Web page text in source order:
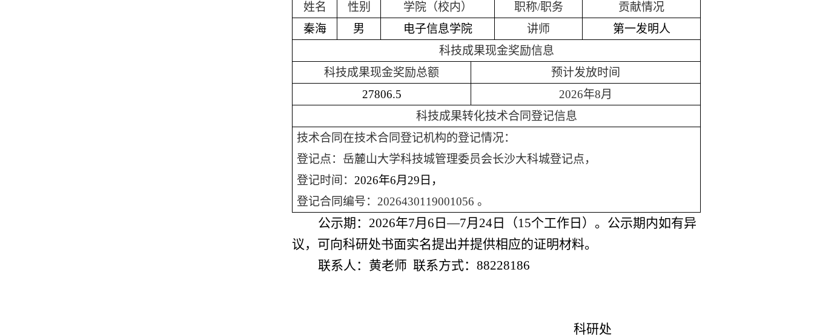
姓名
性别 学院（校内） 职称/职务 贡献情况
秦海
男 电子信息学院 讲师
第一发明人
科技成果现金奖励信息
科技成果现金奖励总额
预计发放时间
27806.5
2026年8月
科技成果转化技术合同登记信息
技术合同在技术合同登记机构的登记情况：
登记点：岳麓山大学科技城管理委员会长沙大科城登记点，
登记时间： 2026年6月29日，
登记合同编号： 2026430119001056 。
公示期： 2026年7月6日—7月24日（15个工作日）。 公示期内如有异
议，可向科研处书面实名提出并提供相应的证明材料。
联系人：黄老师 联系方式：88228186
科研处